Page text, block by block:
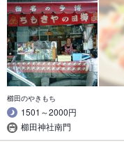
櫛田のやきもち
1501～2000円
櫛田神社南門